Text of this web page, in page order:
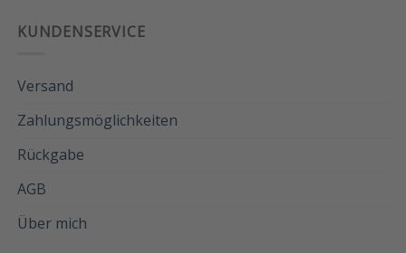
KUNDENSERVICE
Versand
Zahlungsmöglichkeiten
Rückgabe
AGB
Über mich